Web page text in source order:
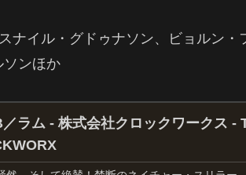
ナイル・グドゥナソン、
ビョルン・
ソンほか
ラム - 株式会社クロックワークス -